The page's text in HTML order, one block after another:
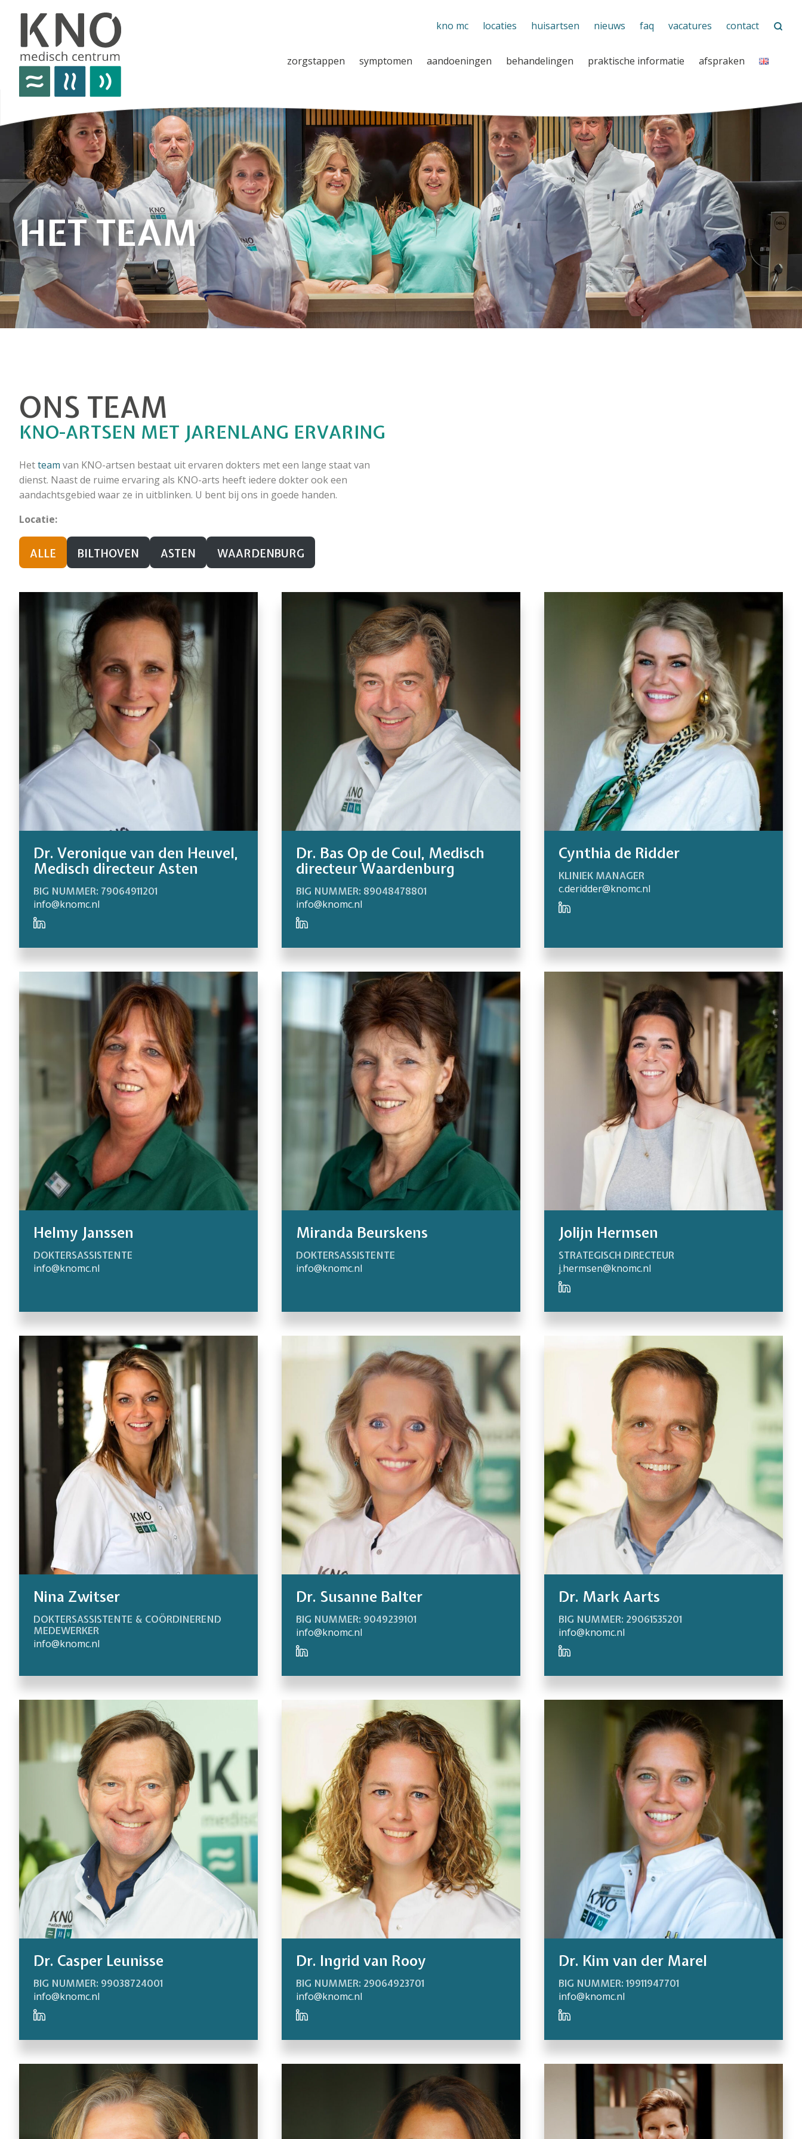
kno mc locaties huisartsen nieuws faq vacatures contact
zorgstappen symptomen aandoeningen behandelingen praktische informatie afspraken
vacatures
afspraken
contact
HET TEAM
ONS TEAM
KNO-ARTSEN MET JARENLANG ERVARING
Hetteam van KNO-artsen bestaat uit ervaren dokters met een lange staat van
dienst. Naast de ruime ervaring als KNO-arts heeft iedere dokter ook een
aandachtsgebied waar ze in uitblinken. U bent bij ons in goede handen.
Locatie:
ALLE BILTHOVEN ASTEN WAARDENBURG
Dr. Veronique van den Heuvel,
Medisch directeur Asten
BIG NUMMER: 79064911201
info@knomc.nl
Dr. Bas Op de Coul, Medisch
directeur Waardenburg
BIG NUMMER: 89048478801
info@knomc.nl
Cynthia de Ridder
KLINIEK MANAGER
c.deridder@knomc.nl
Helmy Janssen
DOKTERSASSISTENTE
info@knomc.nl
Miranda Beurskens
DOKTERSASSISTENTE
info@knomc.nl
Jolijn Hermsen
STRATEGISCH DIRECTEUR
j.hermsen@knomc.nl
Nina Zwitser
DOKTERSASSISTENTE & COÖRDINEREND
MEDEWERKER
info@knomc.nl
Dr. Susanne Balter
BIG NUMMER: 9049239101
info@knomc.nl
Dr. Mark Aarts
BIG NUMMER: 29061535201
info@knomc.nl
Dr. Casper Leunisse
BIG NUMMER: 99038724001
info@knomc.nl
Dr. Ingrid van Rooy
BIG NUMMER: 29064923701
info@knomc.nl
Dr. Kim van der Marel
BIG NUMMER: 19911947701
info@knomc.nl